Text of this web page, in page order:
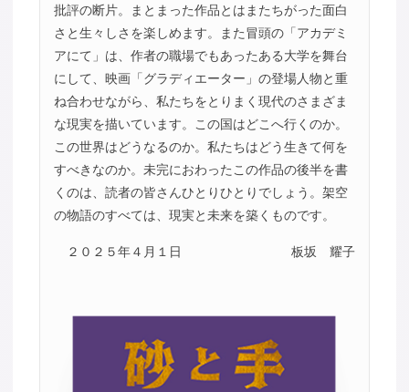
批評の断片。まとまった作品とはまたちがった面白
さと生々しさを楽しめます。また冒頭の「アカデミ
アにて」は、作者の職場でもあったある大学を舞台
にして、映画「グラディエーター」の登場人物と重
ね合わせながら、私たちをとりまく現代のさまざま
な現実を描いています。この国はどこへ行くのか。
この世界はどうなるのか。私たちはどう生きて何を
すべきなのか。未完におわったこの作品の後半を書
くのは、読者の皆さんひとりひとりでしょう。架空
の物語のすべては、現実と未来を築くものです。
２０２５年４月１日 板坂 耀子